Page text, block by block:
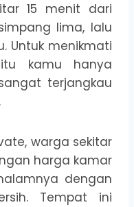
15 menit dari
lima, lalu
Untuk menikmati
kamu hanya
terjangkau
warga sekitar
harga kamar
dengan
Tempat ini